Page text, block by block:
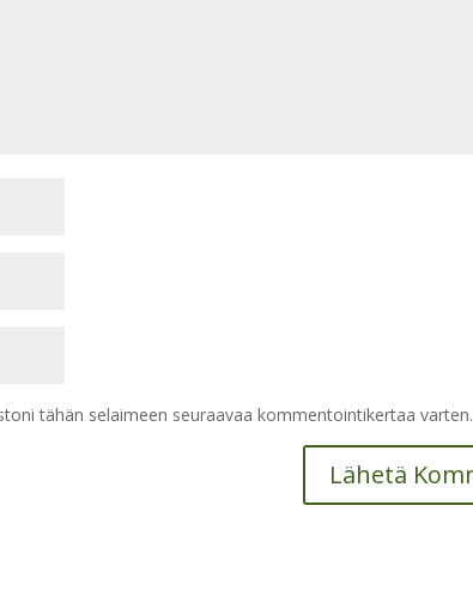
tähän selaimeen seuraavaa kommentointikertaa varten.